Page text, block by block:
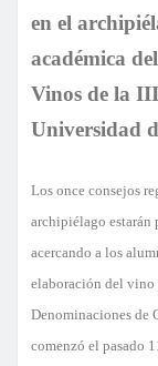
en el
académica
Vinos de la
Universidad
Los once consejos
archipiélago estarán
acercando a los
elaboración del vino
Denominaciones de
comenzó el pasado